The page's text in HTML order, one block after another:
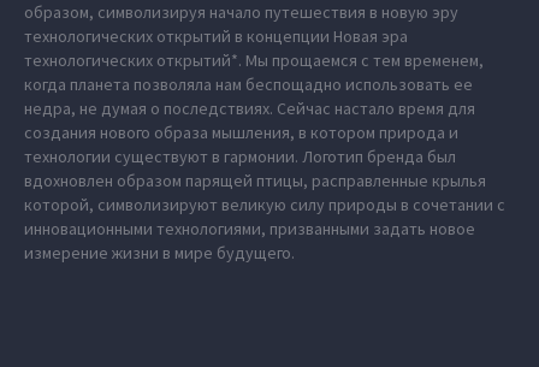
образом, символизируя начало путешествия в новую эру
технологических открытий в концепции Новая эра
технологических открытий*. Мы прощаемся с тем временем,
когда планета позволяла нам беспощадно использовать ее
недра, не думая о последствиях. Сейчас настало время для
создания нового образа мышления, в котором природа и
технологии существуют в гармонии. Логотип бренда был
вдохновлен образом парящей птицы, расправленные крылья
которой, символизируют великую силу природы в сочетании с
инновационными технологиями, призванными задать новое
измерение жизни в мире будущего.